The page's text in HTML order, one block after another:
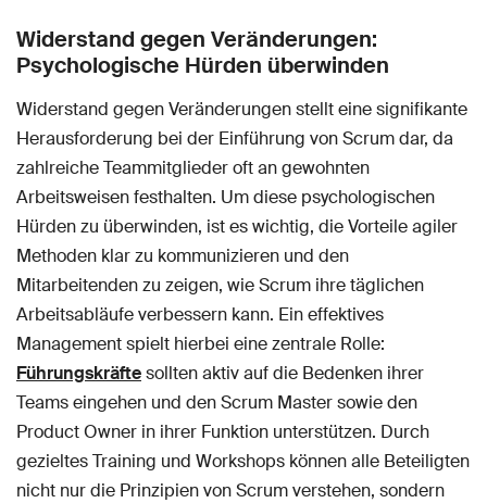
Widerstand gegen Veränderungen:
Psychologische Hürden überwinden
Widerstand gegen Veränderungen stellt eine signifikante
Herausforderung bei der Einführung von Scrum dar, da
zahlreiche Teammitglieder oft an gewohnten
Arbeitsweisen festhalten. Um diese psychologischen
Hürden zu überwinden, ist es wichtig, die Vorteile agiler
Methoden klar zu kommunizieren und den
Mitarbeitenden zu zeigen, wie Scrum ihre täglichen
Arbeitsabläufe verbessern kann. Ein effektives
Management spielt hierbei eine zentrale Rolle:
Führungskräftesollten aktiv auf die Bedenken ihrer
Teams eingehen und den Scrum Master sowie den
Product Owner in ihrer Funktion unterstützen. Durch
gezieltes Training und Workshops können alle Beteiligten
nicht nur die Prinzipien von Scrum verstehen, sondern